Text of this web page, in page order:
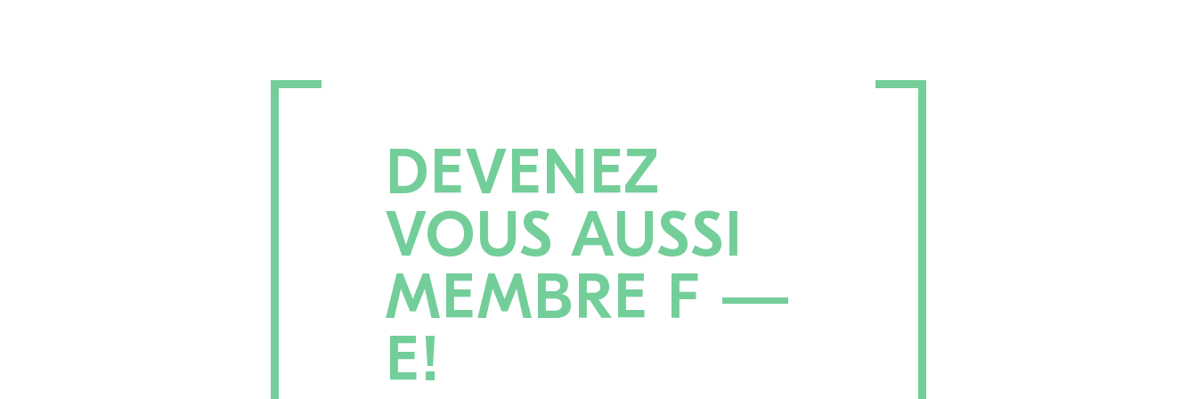
DEVENEZ
VOUS AUSSI
MEMBRE F —
E!